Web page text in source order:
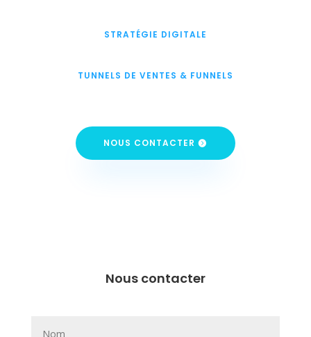
STRATÉGIE DIGITALE
TUNNELS DE VENTES & FUNNELS
NOUS CONTACTER
Nous contacter